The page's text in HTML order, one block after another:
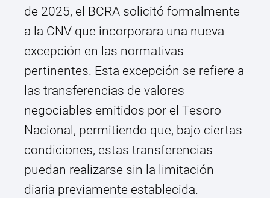
de 2025, el BCRA solicitó formalmente
a la CNV que incorporara una nueva
excepción en las normativas
pertinentes. Esta excepción se refiere a
las transferencias de valores
negociables emitidos por el Tesoro
Nacional, permitiendo que, bajo ciertas
condiciones, estas transferencias
puedan realizarse sin la limitación
diaria previamente establecida.